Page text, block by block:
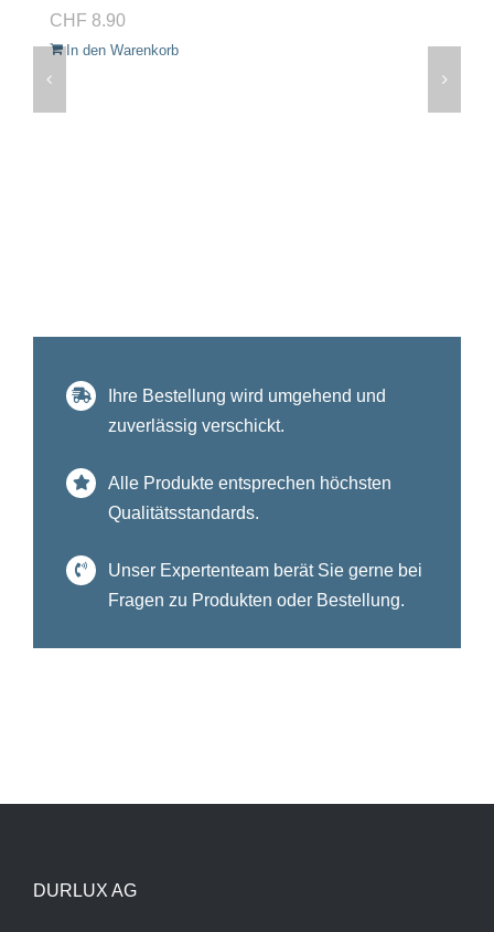
CHF 8.90
In den Warenkorb
Ihre Bestellung wird umgehend und
zuverlässig verschickt.
Alle Produkte entsprechen höchsten
Qualitätsstandards.
Unser Expertenteam berät Sie gerne bei
Fragen zu Produkten oder Bestellung.
DURLUX AG